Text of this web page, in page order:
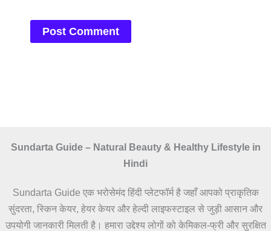
Sundarta Guide – Natural Beauty & Healthy Lifestyle in
Hindi
Sundarta Guide एक भरोसेमंद हिंदी प्लेटफॉर्म है जहाँ आपको प्राकृतिक
सुंदरता, स्किन केयर, हेयर केयर और हेल्दी लाइफस्टाइल से जुड़ी आसान और
उपयोगी जानकारी मिलती है। हमारा उद्देश्य लोगों को केमिकल-फ्री और सुरक्षित